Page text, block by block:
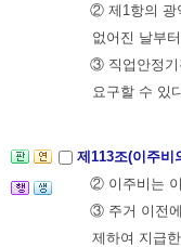
② 제1항의 광
없어진 날부
③ 직업안정기
요구할 수 있
제113조(이주비
② 이주비는
③ 주거 이전
제하여 지급한